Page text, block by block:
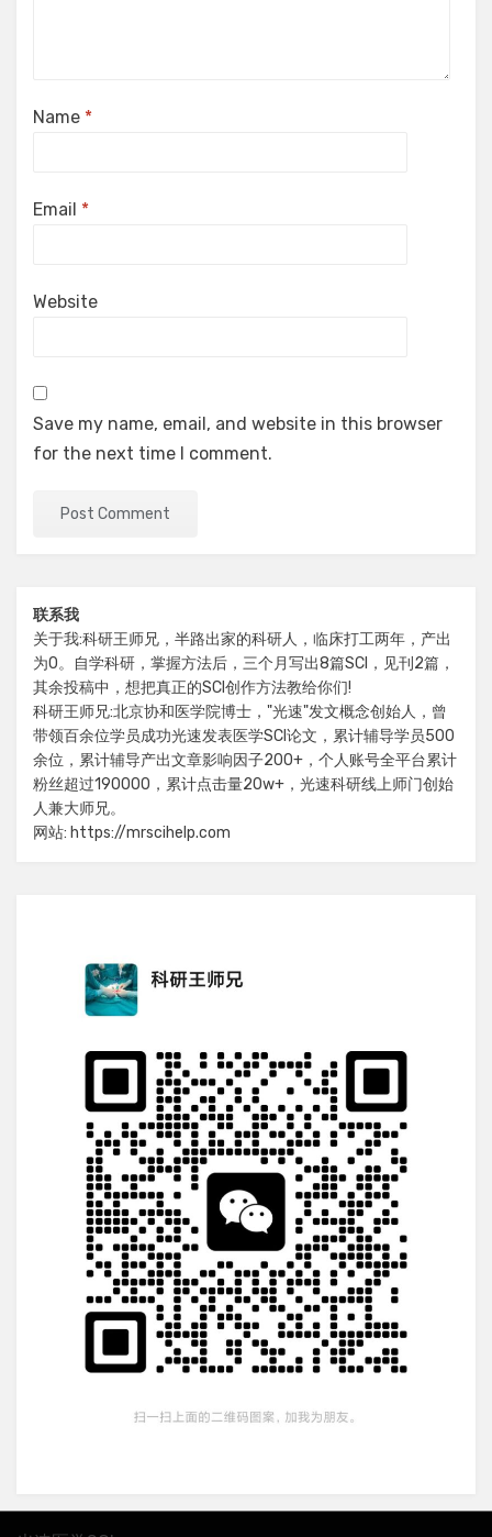
Name *
Email *
Website
Save my name, email, and website in this browser
for the next time I comment.
联系我
关于我:科研王师兄，半路出家的科研人，临床打工两年，产出
为0。自学科研，掌握方法后，三个月写出8篇SCI，见刊2篇，
其余投稿中，想把真正的SCI创作方法教给你们!
科研王师兄:北京协和医学院博士，"光速"发文概念创始人，曾
带领百余位学员成功光速发表医学SCI论文，累计辅导学员500
余位，累计辅导产出文章影响因子200+，个人账号全平台累计
粉丝超过190000，累计点击量20w+，光速科研线上师门创始
人兼大师兄。
网站: https://mrscihelp.com